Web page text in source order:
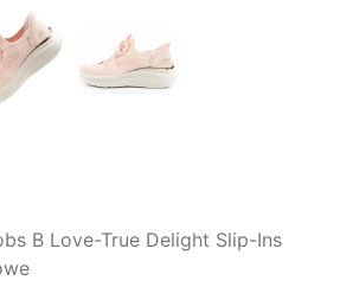
B Love-True Delight Slip-Ins